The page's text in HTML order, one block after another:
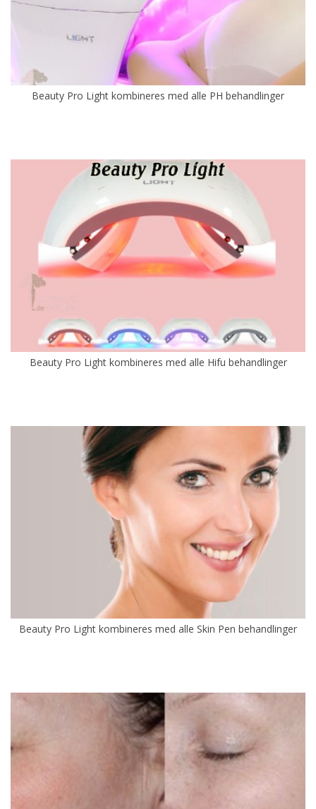
Beauty Pro Light kombineres med alle PH behandlinger
Beauty Pro Light kombineres med alle Hifu behandlinger
Beauty Pro Light kombineres med alle Skin Pen behandlinger